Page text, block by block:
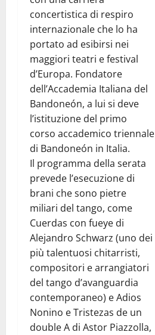
concertistica di respiro
internazionale che lo ha
portato ad esibirsi nei
maggiori teatri e festival
d’Europa. Fondatore
dell’Accademia Italiana del
Bandoneón, a lui si deve
l’istituzione del primo
corso accademico triennale
di Bandoneón in Italia.
Il programma della serata
prevede l’esecuzione di
brani che sono pietre
miliari del tango, come
Cuerdas con fueye di
Alejandro Schwarz (uno dei
più talentuosi chitarristi,
compositori e arrangiatori
del tango d’avanguardia
contemporaneo) e Adios
Nonino e Tristezas de un
double A di Astor Piazzolla,